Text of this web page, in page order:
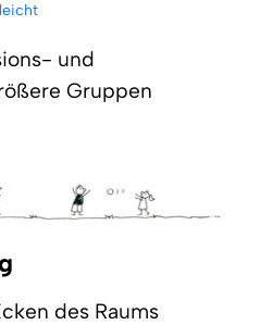
und
Gruppen
des Raums